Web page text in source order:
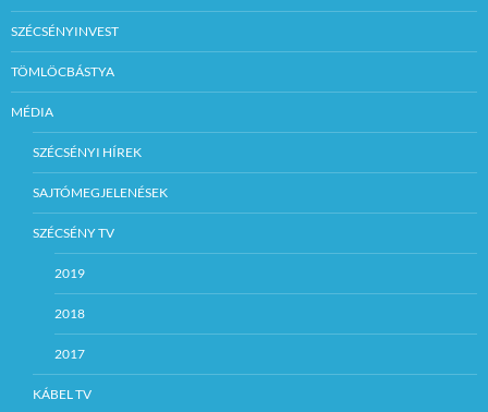
SZÉCSÉNYINVEST
TÖMLÖCBÁSTYA
MÉDIA
SZÉCSÉNYI HÍREK
SAJTÓMEGJELENÉSEK
SZÉCSÉNY TV
2019
2018
2017
KÁBEL TV